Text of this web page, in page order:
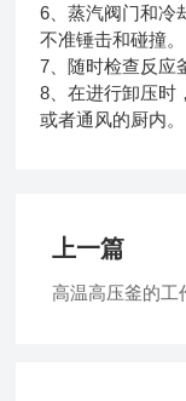
6、蒸汽阀门和冷
不准锤击和碰撞。
7、随时检查反应
8、在进行卸压时
或者通风的厨内。
上一篇
高温高压釜的工